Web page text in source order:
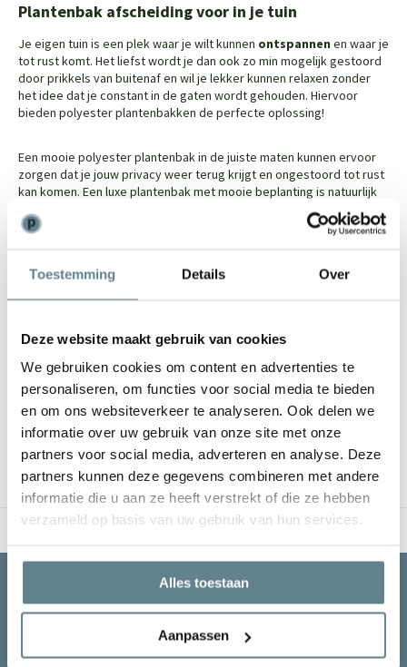
Toestemming Details Over
Deze website maakt gebruik van cookies
We gebruiken cookies om content en advertenties te
personaliseren, om functies voor social media te bieden
en om ons websiteverkeer te analyseren. Ook delen we
informatie over uw gebruik van onze site met onze
partners voor social media, adverteren en analyse. Deze
partners kunnen deze gegevens combineren met andere
informatie die u aan ze heeft verstrekt of die ze hebben
verzameld op basis van uw gebruik van hun services.
Alles toestaan
Aanpassen
Plantenbak afscheiding voor in je tuin
Je eigen tuin is een plek waar je wilt kunnen ontspannen en waar je
tot rust komt. Het liefst wordt je dan ook zo min mogelijk gestoord
door prikkels van buitenaf en wil je lekker kunnen relaxen zonder
het idee dat je constant in de gaten wordt gehouden. Hiervoor
bieden polyester plantenbakken de perfecte oplossing!
Een mooie polyester plantenbak in de juiste maten kunnen ervoor
zorgen dat je jouw privacy weer terug krijgt en ongestoord tot rust
kan komen. Een luxe plantenbak met mooie beplanting is natuurlijk
altijd een mooie aanwinst voor in je tuin, maar in dit geval heeft het
ook nog eens een
Plantenbak afscheiding voor op je balkon
graag buiten eet, dus dan je wilt dan niet constant gestoord worden
plantenbakken aan die zowel smal als hoog zijn die kunnen dienen
als afscheiding en niet veel ruimte in beslag nemen.
Een extra handige optie is wanneer je ervoor kiest omverzonken
wieltjesonder de plantenbakken te laten plaatsen door ons.
Hiermee kan je ze ook nog eens gemakkelijk verplaatsen.
Verzending in Nederland & België
Blijf op de hoogte van de laatste nieuwtjes
Abonneer je op onze nieuwsbrief om op de hoogte te